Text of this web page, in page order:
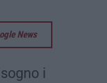
News
i